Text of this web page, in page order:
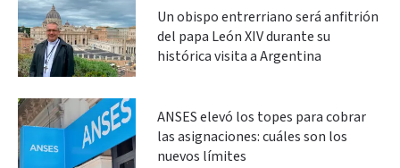
Un obispo entrerriano será anfitrión
del papa León XIV durante su
histórica visita a Argentina
ANSES elevó los topes para cobrar
las asignaciones: cuáles son los
nuevos límites